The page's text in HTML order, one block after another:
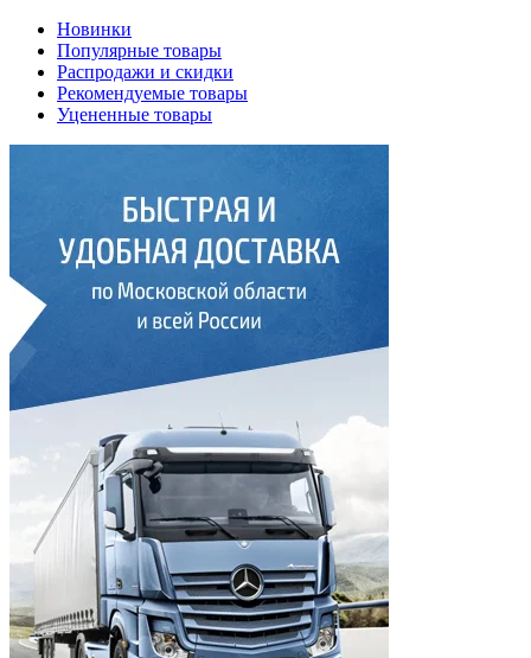
Новинки
Популярные товары
Распродажи и скидки
Рекомендуемые товары
Уцененные товары